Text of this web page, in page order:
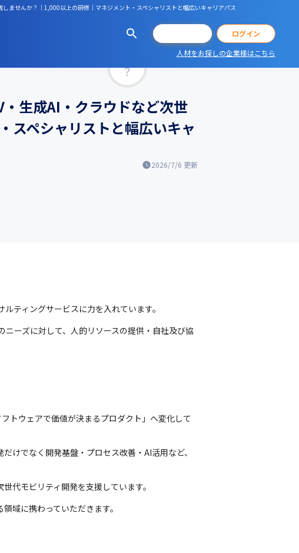
ませんか？｜1,000以上の研修｜マネジメント・スペシャリストと幅広いキャリアパス
ログイン
人材をお探しの企業様はこちら
生成AI・クラウドなど次世
スペシャリストと幅広いキャ
2026/7/6 更新
ティングサービスに力を入れています。
ーズに対して、人的リソースの提供・自社及び協
トウェアで価値が決まるプロダクト」へ変化して
けでなく開発基盤・プロセス改善・AI活用など、
代モビリティ開発を支援しています。
域に携わっていただきます。